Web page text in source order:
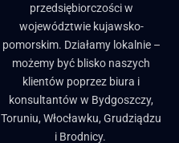
przedsiębiorczości w
województwie kujawsko-
pomorskim. Działamy lokalnie –
możemy być blisko naszych
klientów poprzez biura i
konsultantów w Bydgoszczy,
Toruniu, Włocławku, Grudziądzu
i Brodnicy. ​